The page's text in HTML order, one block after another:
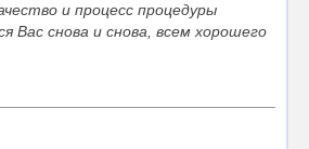
и процесс процедуры
Вас снова и снова, всем хорошего